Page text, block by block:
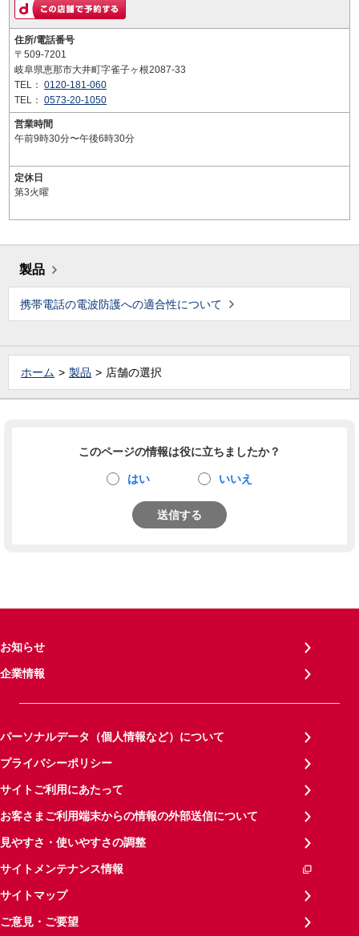
住所/電話番号
〒509-7201
岐阜県恵那市大井町字雀子ヶ根2087-33
TEL： 0120-181-060
TEL： 0573-20-1050
営業時間
午前9時30分〜午後6時30分
定休日
第3火曜
製品
携帯電話の電波防護への適合性について
ホーム 製品 店舗の選択
このページの情報は役に立ちましたか？
はい いいえ
送信する
お知らせ
企業情報
パーソナルデータ（個人情報など）について
プライバシーポリシー
サイトご利用にあたって
お客さまご利用端末からの情報の外部送信について
見やすさ・使いやすさの調整
サイトメンテナンス情報
サイトマップ
ご意見・ご要望